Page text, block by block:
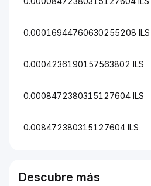
0.00016944760630255208 ILS
0.0004236190157563802 ILS
0.0008472380315127604 ILS
0.008472380315127604 ILS
Descubre más